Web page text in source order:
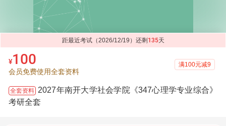
距最近考试（2026/12/19）还剩 135天
¥100
会员免费使用全套资料
满100元减9
全套资料 2027年南开大学社会学院《347心理学专业综合》
考研全套